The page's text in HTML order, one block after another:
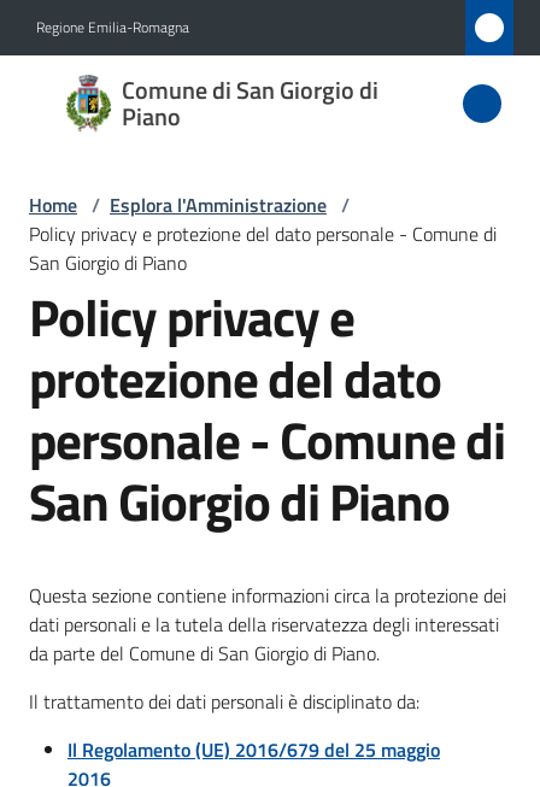
Regione Emilia-Romagna
Comune di San Giorgio di
Piano
Comune
di San
di Piano
Amministrazione
Menu selezionato
Servizi
Vivere
San
Piano
Amministrazione
Home / Esplora l'Amministrazione /
Policy privacy e protezione del dato personale - Comune di
San Giorgio di Piano
Policy privacy e
protezione del dato
personale - Comune di
San Giorgio di Piano
Questa sezione contiene informazioni circa la protezione dei
dati personali e la tutela della riservatezza degli interessati
da parte del Comune di San Giorgio di Piano.
Il trattamento dei dati personali è disciplinato da:
Il Regolamento (UE) 2016/679 del 25 maggio
2016